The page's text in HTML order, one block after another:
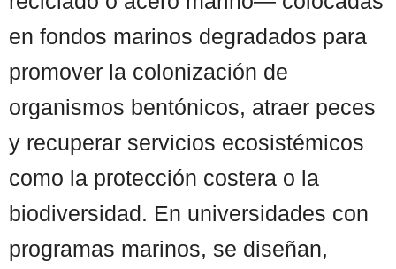
en fondos marinos degradados para
promover la colonización de
organismos bentónicos, atraer peces
y recuperar servicios ecosistémicos
como la protección costera o la
biodiversidad. En universidades con
programas marinos, se diseñan,